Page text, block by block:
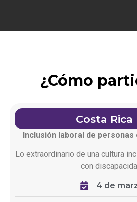
¿Cómo
Costa Rica
Inclusión laboral de personas
Lo extraordinario de una cultura
con
4 de